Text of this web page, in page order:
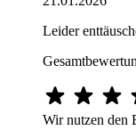
Leider
Wir nutzen den